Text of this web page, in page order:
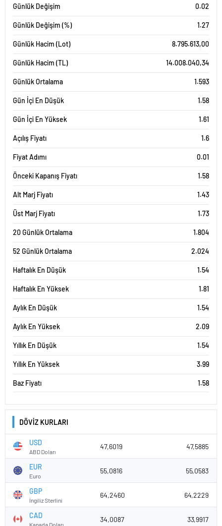
Günlük Değişim 0.02
Günlük Değişim (%) 1.27
Günlük Hacim (Lot) 8.795.613,00
Günlük Hacim (TL) 14.008.040,34
Günlük Ortalama 1.593
Gün İçi En Düşük 1.58
Gün İçi En Yüksek 1.61
Açılış Fiyatı 1.6
Fiyat Adımı 0.01
Önceki Kapanış Fiyatı 1.58
Alt Marj Fiyatı 1.43
Üst Marj Fiyatı 1.73
20 Günlük Ortalama 1.804
52 Günlük Ortalama 2.024
Haftalık En Düşük 1.54
Haftalık En Yüksek 1.81
Aylık En Düşük 1.54
Aylık En Yüksek 2.09
Yıllık En Düşük 1.54
Yıllık En Yüksek 3.99
Baz Fiyatı 1.58
DÖVİZ KURLARI
USD
ABD Doları
47,6019 47,5885
EUR
Euro
55,0816 55,0583
GBP
İngiliz Sterlini
64,2460 64,2229
CAD
Kanada Doları
34,0087 33,9917